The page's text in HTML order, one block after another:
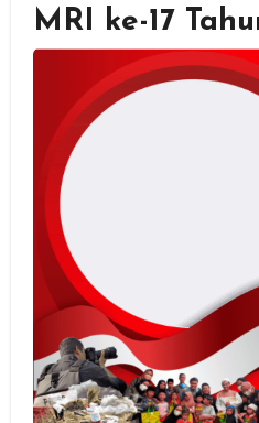
MRI ke-17